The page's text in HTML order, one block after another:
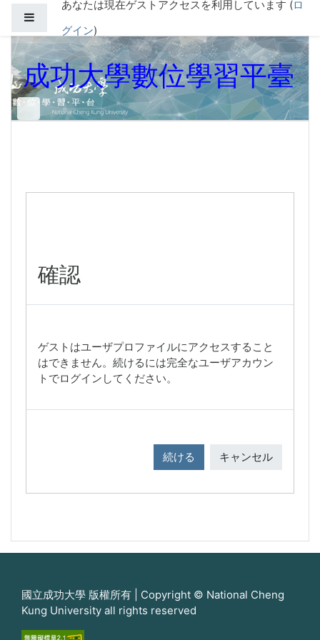
メインコンテンツへスキップする
あなたは現在ゲストアクセスを利用しています (ロ
グイン)
成功大學數位學習平臺
確認
ゲストはユーザプロファイルにアクセスすること
はできません。続けるには完全なユーザアカウン
トでログインしてください。
続ける キャンセル
國立成功大學 版權所有 | Copyright © National Cheng
Kung University all rights reserved